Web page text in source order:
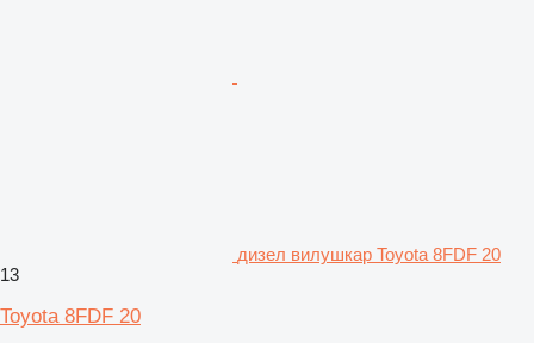
дизел вилушкар Toyota 8FDF 20
13
Toyota 8FDF 20